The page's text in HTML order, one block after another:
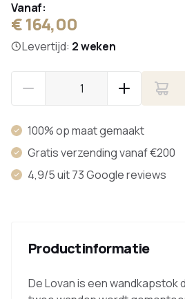
Vanaf:
€ 164,00
Levertijd: 2 weken
100% op maat gemaakt
Gratis verzending vanaf €200
4,9/5 uit 73 Google reviews
Productinformatie
De Lovan is een wandkapstok